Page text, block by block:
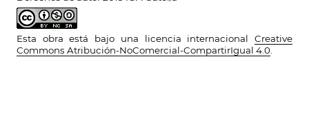
Esta obra está bajo una licencia internacional Creative
Commons Atribución-NoComercial-CompartirIgual 4.0